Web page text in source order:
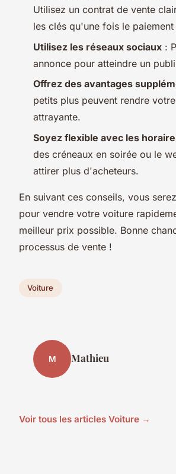
Utilisez un contrat de vente
les clés qu'une fois le paiement
Utilisez les réseaux sociaux :
annonce pour atteindre un
Offrez des avantages
petits plus peuvent rendre
attrayante.
Soyez flexible avec les
des créneaux en soirée ou le
attirer plus d'acheteurs.
En suivant ces conseils, vous
pour vendre votre voiture
meilleur prix possible. Bonne
processus de vente !
Voiture
M Mathieu
Voir tous les articles Voiture →